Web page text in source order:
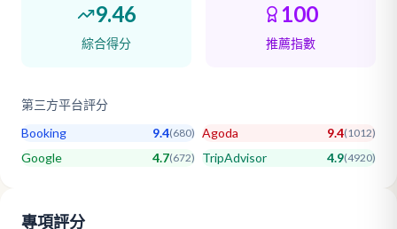
9.46
綜合得分
100
推薦指數
第三方平台評分
Booking 9.4(680) Agoda 9.4(1012)
Google 4.7(672) TripAdvisor 4.9(4920)
專項評分